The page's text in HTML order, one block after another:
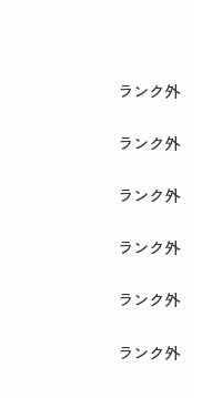
ランク外
ランク外
ランク外
ランク外
ランク外
ランク外